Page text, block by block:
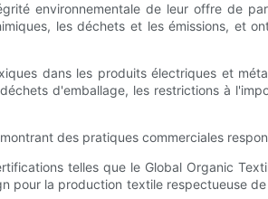
environnementale de leur offre de
les déchets et les émissions, et
dans les produits électriques et
d'emballage, les restrictions à
des pratiques commerciales
telles que le Global Organic
pour la production textile respectueuse